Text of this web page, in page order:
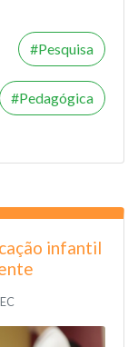
Pesquisa
Pedagógica
infantil